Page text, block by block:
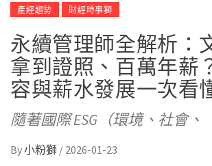
產經趨勢 財經時事獅
永續管理師全解析：
拿到證照、百萬年薪
容與薪水發展一次看
隨著國際 ESG（環境、社會、
By小粉獅 / 2026-01-23